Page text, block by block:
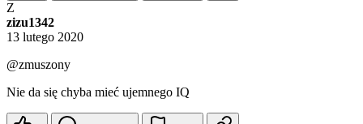
Z
zizu1342
13 lutego 2020
@zmuszony
Nie da się chyba mieć ujemnego IQ